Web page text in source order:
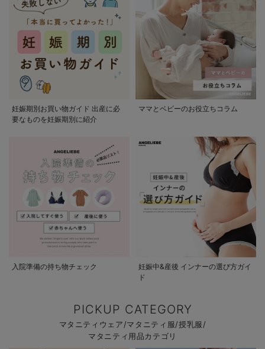
妊娠期別お買い物ガイド 出産に必
要なものを妊娠期別に紹介
ママとベビーのお役立ちコラム
入院準備の持ち物チェック
妊娠中&産後 インナーの選び方ガイ
ド
PICKUP CATEGORY
マタニティウェア/マタニティ服/授乳服/
マタニティ用品カテゴリ